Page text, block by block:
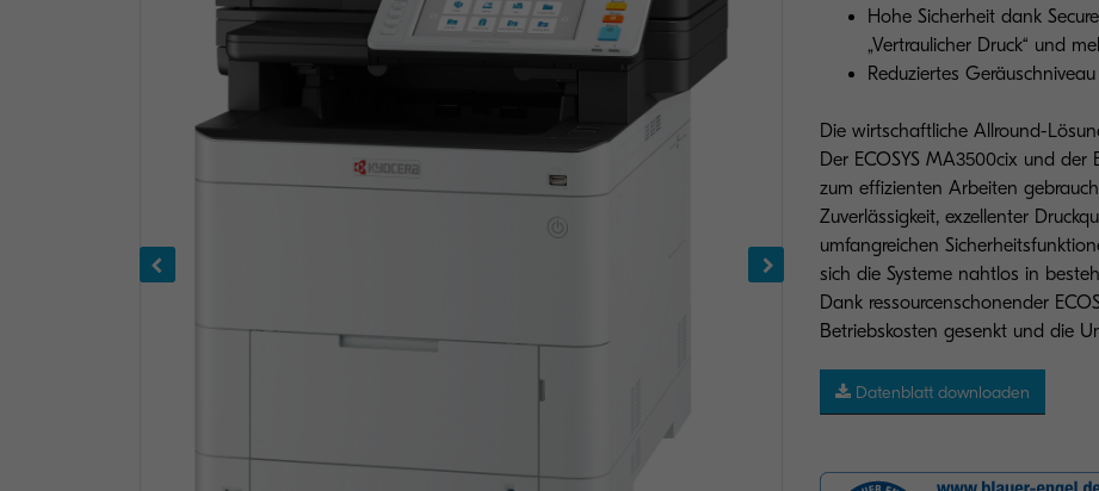
Hohe Sicherheit dank
„Vertraulicher Druck“ und
Reduziertes
Die wirtschaftliche Allround-
Der ECOSYS MA3500cix und
zum effizienten Arbeiten
Zuverlässigkeit, exzellenter
umfangreichen
sich die Systeme nahtlos in
Dank ressourcenschonender
Betriebskosten gesenkt und die
Datenblatt downloaden